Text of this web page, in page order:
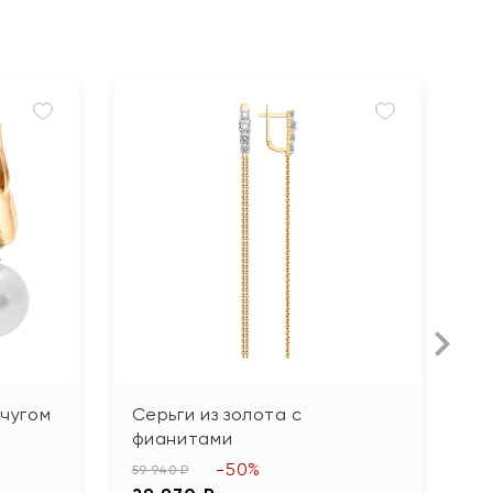
Серьги из золота с
фианитами
59 940 ₽ -50%